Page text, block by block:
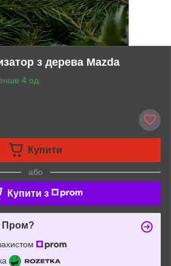
з дерева Mazda
4 од.
Купити
або
Купити з
Пром?